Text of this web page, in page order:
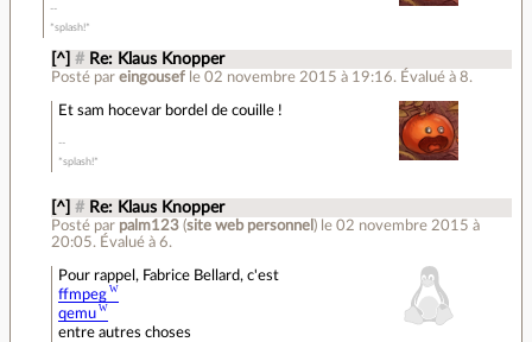
*splash!*
[^] # Re: Klaus Knopper
Posté par eingousef le 02 novembre 2015 à 19:16. Évalué à 8.
Et sam hocevar bordel de couille !
*splash!*
[^] # Re: Klaus Knopper
Posté par palm123(site web personnel ) le 02 novembre 2015 à
20:05. Évalué à 6.
Pour rappel, Fabrice Bellard, c'est
ffmpeg
qemu
entre autres choses